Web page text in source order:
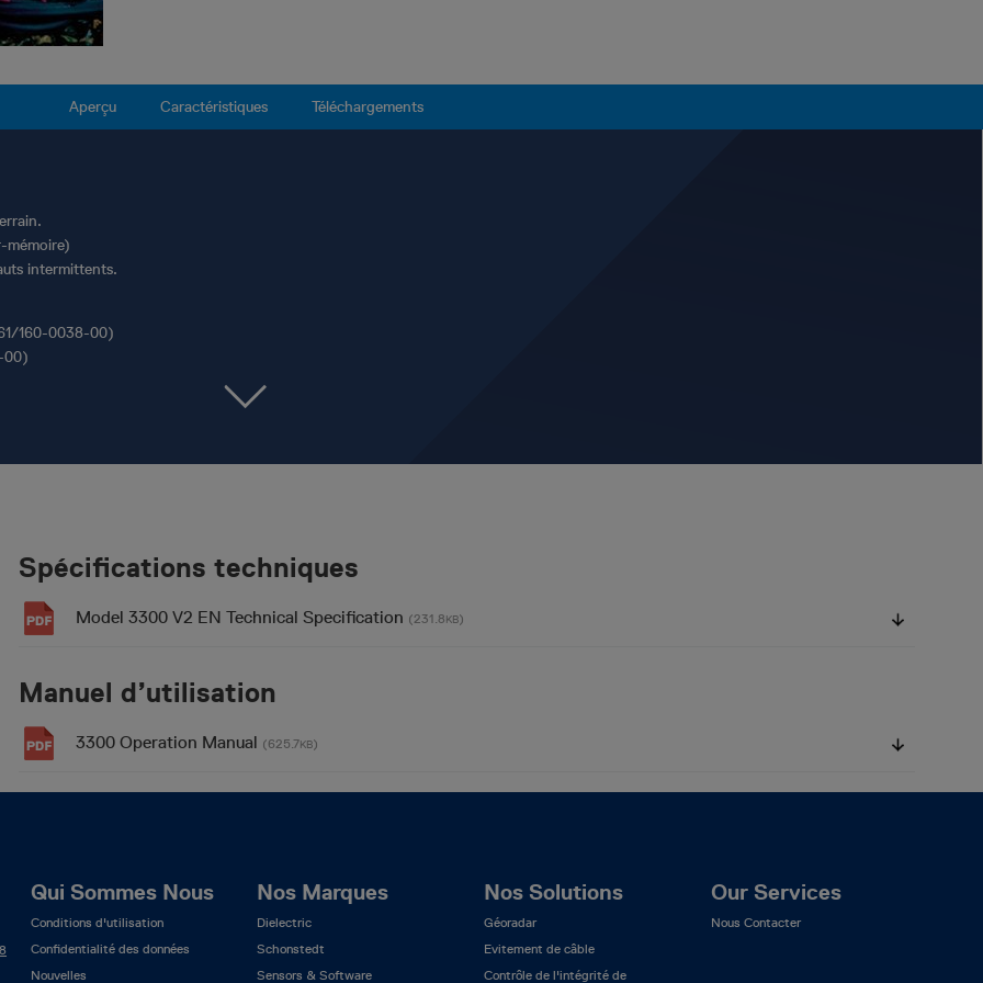
Aperçu Caractéristiques Téléchargements
mémoire)
intermittents.
160-0038-00)
00)
Spécifications techniques
Model 3300 V2 EN Technical Specification (231.8KB)
Manuel d’utilisation
3300 Operation Manual (625.7KB)
Qui Sommes Nous
Conditions d'utilisation
Confidentialité des données
Nouvelles
Nos Marques
Dielectric
Schonstedt
Sensors & Software
Nos Solutions
Géoradar
Evitement de câble
Contrôle de l'intégrité de
Our Services
Nous Contacter